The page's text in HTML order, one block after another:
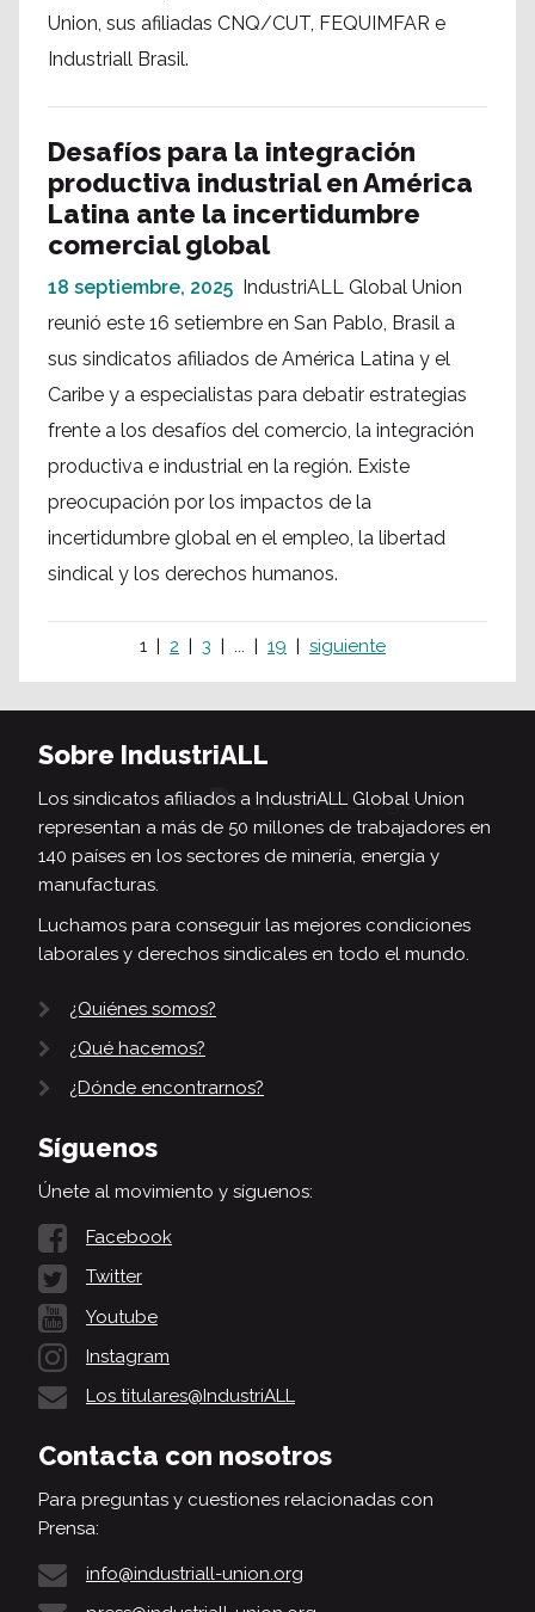
Union, sus afiliadas CNQ/CUT, FEQUIMFAR e
Industriall Brasil.
Desafíos para la integración
productiva industrial en América
Latina ante la incertidumbre
comercial global
18 septiembre, 2025 IndustriALL Global Union
reunió este 16 setiembre en San Pablo, Brasil a
sus sindicatos afiliados de América Latina y el
Caribe y a especialistas para debatir estrategias
frente a los desafíos del comercio, la integración
productiva e industrial en la región. Existe
preocupación por los impactos de la
incertidumbre global en el empleo, la libertad
sindical y los derechos humanos.
1 2 3 ... 19 siguiente
Sobre IndustriALL
Los sindicatos afiliados a IndustriALL Global Union
representan a más de 50 millones de trabajadores en
140 países en los sectores de minería, energía y
manufacturas.
Luchamos para conseguir las mejores condiciones
laborales y derechos sindicales en todo el mundo.
¿Quiénes somos?
¿Qué hacemos?
¿Dónde encontrarnos?
Síguenos
Únete al movimiento y síguenos:
Facebook
Twitter
Youtube
Instagram
Los titulares@IndustriALL
Contacta con nosotros
Para preguntas y cuestiones relacionadas con
Prensa:
info@industriall-union.org